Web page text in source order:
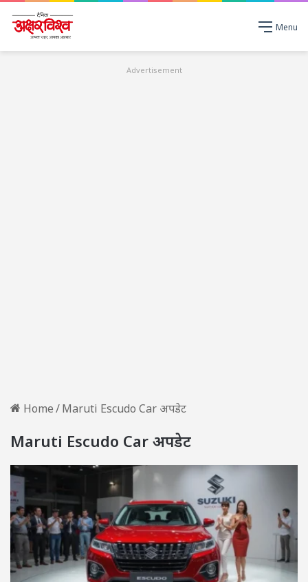
Menu
Advertisement
Home/Maruti Escudo Car अपडेट
Maruti Escudo Car अपडेट